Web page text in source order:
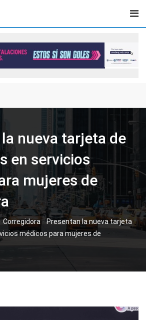
nueva tarjeta de
en servicios
mujeres de
Corregidora-Presentan la nueva tarjeta
médicos para mujeres de